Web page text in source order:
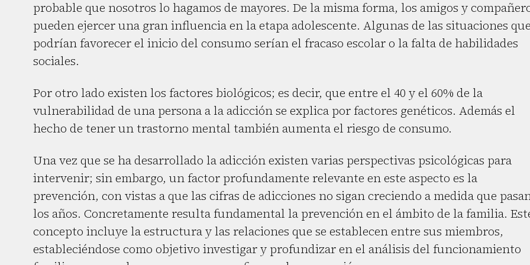
probable que nosotros lo hagamos de mayores. De la misma forma, los amigos y
pueden ejercer una gran influencia en la etapa adolescente. Algunas de las situaciones que
podrían favorecer el inicio del consumo serían el fracaso escolar o la falta de habilidades
sociales.
Por otro lado existen los factores biológicos; es decir, que entre el 40 y el 60% de la
vulnerabilidad de una persona a la adicción se explica por factores genéticos. Además el
hecho de tener un trastorno mental también aumenta el riesgo de consumo.
Una vez que se ha desarrollado la adicción existen varias perspectivas psicológicas para
intervenir; sin embargo, un factor profundamente relevante en este aspecto es la
prevención, con vistas a que las cifras de adicciones no sigan creciendo a medida que
los años. Concretamente resulta fundamental la prevención en el ámbito de la familia.
concepto incluye la estructura y las relaciones que se establecen entre sus miembros,
estableciéndose como objetivo investigar y profundizar en el análisis del funcionamiento